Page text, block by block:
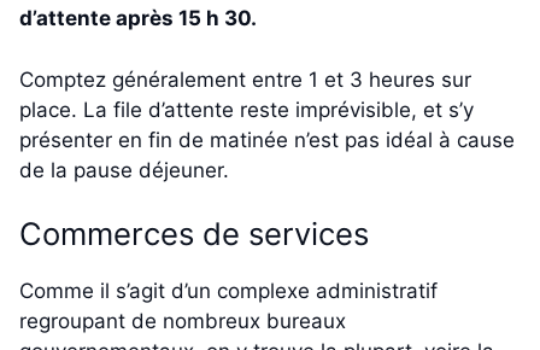
d’attente après 15 h 30.
Comptez généralement entre 1 et 3 heures sur
place. La file d’attente reste imprévisible, et s’y
présenter en fin de matinée n’est pas idéal à cause
de la pause déjeuner.
Commerces de services
Comme il s’agit d’un complexe administratif
regroupant de nombreux bureaux